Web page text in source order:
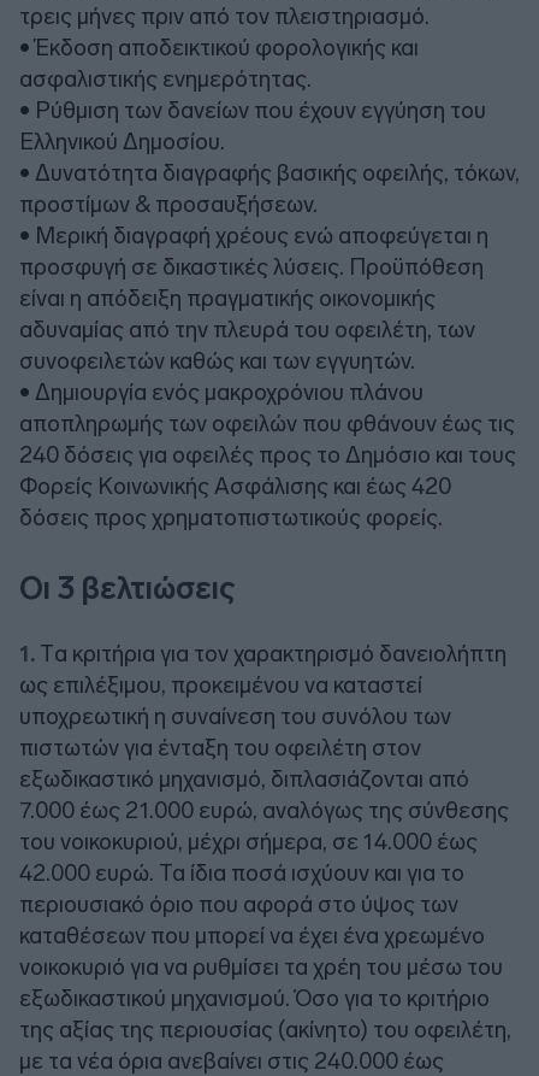
τρεις μήνες πριν από τον πλειστηριασμό.
• Έκδοση αποδεικτικού φορολογικής και
ασφαλιστικής ενημερότητας.
• Ρύθμιση των δανείων που έχουν εγγύηση του
Ελληνικού Δημοσίου.
• Δυνατότητα διαγραφής βασικής οφειλής, τόκων,
προστίμων & προσαυξήσεων.
• Μερική διαγραφή χρέους ενώ αποφεύγεται η
προσφυγή σε δικαστικές λύσεις. Προϋπόθεση
είναι η απόδειξη πραγματικής οικονομικής
αδυναμίας από την πλευρά του οφειλέτη, των
συνοφειλετών καθώς και των εγγυητών.
• Δημιουργία ενός μακροχρόνιου πλάνου
αποπληρωμής των οφειλών που φθάνουν έως τις
240 δόσεις για οφειλές προς το Δημόσιο και τους
Φορείς Κοινωνικής Ασφάλισης και έως 420
δόσεις προς χρηματοπιστωτικούς φορείς.
Οι 3 βελτιώσεις
1. Tα κριτήρια για τον χαρακτηρισμό δανειολήπτη
ως επιλέξιμου, προκειμένου να καταστεί
υποχρεωτική η συναίνεση του συνόλου των
πιστωτών για ένταξη του οφειλέτη στον
εξωδικαστικό μηχανισμό, διπλασιάζονται από
7.000 έως 21.000 ευρώ, αναλόγως της σύνθεσης
του νοικοκυριού, μέχρι σήμερα, σε 14.000 έως
42.000 ευρώ. Τα ίδια ποσά ισχύουν και για το
περιουσιακό όριο που αφορά στο ύψος των
καταθέσεων που μπορεί να έχει ένα χρεωμένο
νοικοκυριό για να ρυθμίσει τα χρέη του μέσω του
εξωδικαστικού μηχανισμού. Όσο για το κριτήριο
της αξίας της περιουσίας (ακίνητο) του οφειλέτη,
με τα νέα όρια ανεβαίνει στις 240.000 έως